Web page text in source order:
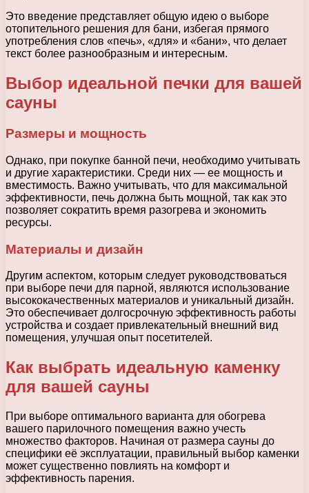
Это введение представляет общую идею о выборе
отопительного решения для бани, избегая прямого
употребления слов «печь», «для» и «бани», что делает
текст более разнообразным и интересным.
Выбор идеальной печки для вашей
сауны
Размеры и мощность
Однако, при покупке банной печи, необходимо учитывать
и другие характеристики. Среди них — ее мощность и
вместимость. Важно учитывать, что для максимальной
эффективности, печь должна быть мощной, так как это
позволяет сократить время разогрева и экономить
ресурсы.
Материалы и дизайн
Другим аспектом, которым следует руководствоваться
при выборе печи для парной, являются использование
высококачественных материалов и уникальный дизайн.
Это обеспечивает долгосрочную эффективность работы
устройства и создает привлекательный внешний вид
помещения, улучшая опыт посетителей.
Как выбрать идеальную каменку
для вашей сауны
При выборе оптимального варианта для обогрева
вашего парилочного помещения важно учесть
множество факторов. Начиная от размера сауны до
специфики её эксплуатации, правильный выбор каменки
может существенно повлиять на комфорт и
эффективность парения.